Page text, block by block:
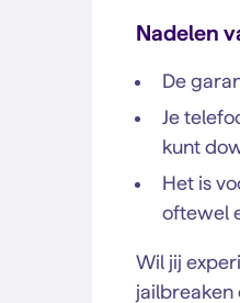
Nadelen
De
Je
kunt
Het is
oftewel
Wil jij
jailbreaken